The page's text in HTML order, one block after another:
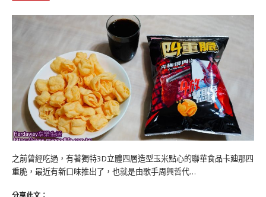
之前曾經吃過，有著獨特3D立體四層造型玉米點心的聯華食品卡廸那四
重脆，最近有新口味推出了，也就是由歌手周興哲代…